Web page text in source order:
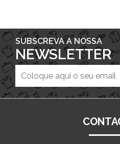
SUBSCREVA A NOSSA
NEWSLETTER